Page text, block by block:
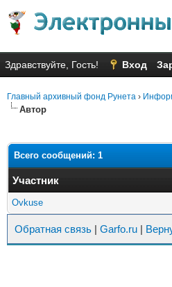
Здравствуйте, Гость! Вход
Главный архивный фонд Рунета ›
Автор
Всего сообщений: 1
Участник
Ovkuse
Обратная связь | Garfo.ru |